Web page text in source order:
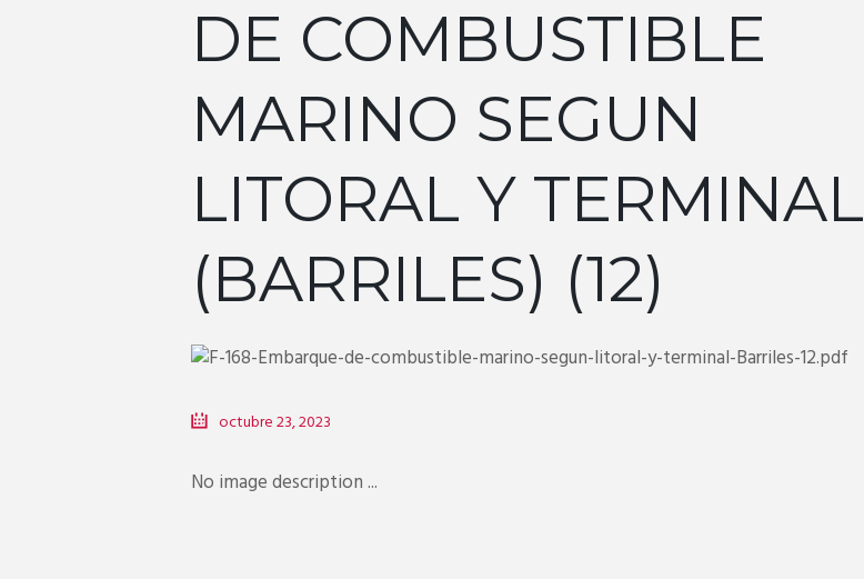
DE COMBUSTIBLE
MARINO SEGUN
LITORAL Y TERMINAL
(BARRILES) (12)
octubre 23, 2023
No image description ...